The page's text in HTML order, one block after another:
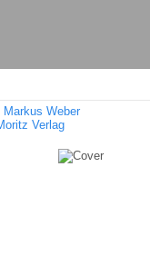
Markus Weber
Verlag